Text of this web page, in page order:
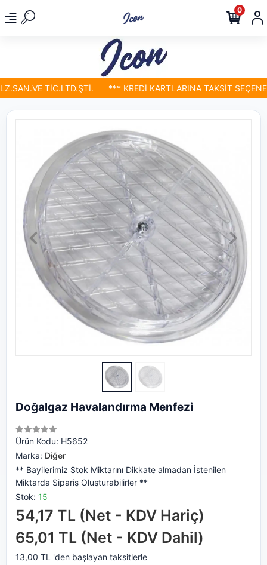
TİC.LTD.ŞTİ. *** KREDİ KARTLARINA TAKSİT
0
Doğalgaz Havalandırma Menfezi
Ürün Kodu: H5652
Marka: Diğer
** Bayilerimiz Stok Miktarını Dikkate almadan İstenilen
Miktarda Sipariş Oluşturabilirler **
Stok: 15
54,17 TL (Net - KDV Hariç)
65,01 TL (Net - KDV Dahil)
13,00 TL 'den başlayan taksitlerle